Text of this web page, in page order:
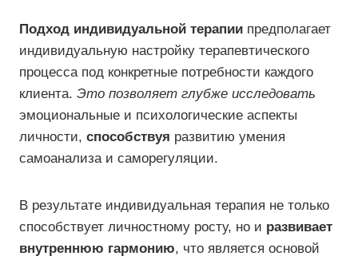
Подход индивидуальной терапии предполагает
индивидуальную настройку терапевтического
процесса под конкретные потребности каждого
клиента. Это позволяет глубже исследовать
эмоциональные и психологические аспекты
личности, способствуя развитию умения
самоанализа и саморегуляции.
В результате индивидуальная терапия не только
способствует личностному росту, но и развивает
внутреннюю гармонию, что является основой